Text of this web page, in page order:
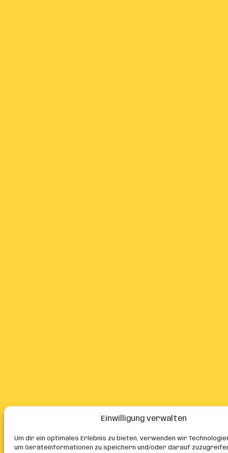
Einwilligung verwalten
Um dir ein optimales Erlebnis zu bieten, verwenden wir
um Geräteinformationen zu speichern und/oder darauf